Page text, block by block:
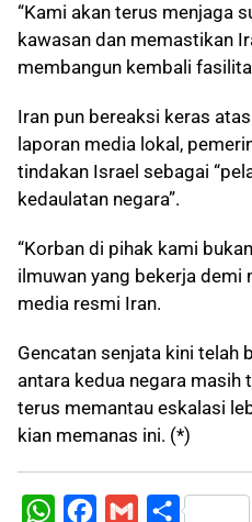
“Kami akan terus menjaga
kawasan dan memastikan
membangun kembali
Iran pun bereaksi keras
laporan media lokal,
tindakan Israel sebagai
kedaulatan negara”.
“Korban di pihak kami
ilmuwan yang bekerja demi
media resmi Iran.
Gencatan senjata kini telah
antara kedua negara masih
terus memantau eskalasi
kian memanas ini. (*)
W
S